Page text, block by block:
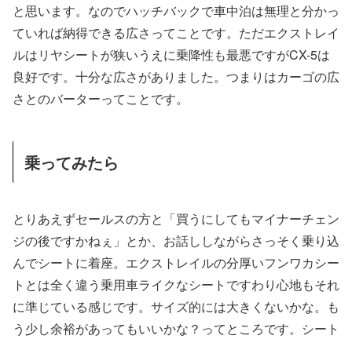
と思います。なのでハッチバックで車中泊は無理と分かっ
ていれば納得できる広さってことです。ただエクストレイ
ルはリヤシートが狭いうえに乗降性も最悪ですがCX-5は
良好です。十分な広さがありました。つまりはカーゴの広
さとのバーターってことです。
乗ってみたら
とりあえずセールスの方と「買うにしてもマイナーチェン
ジの後ですかねぇ」とか、お話ししながらさっそく乗り込
んでシートに着座。エクストレイルの分厚いフンワカシー
トとは全く違う乗用車ライクなシートですわり心地もそれ
に準じている感じです。サイズ的には大きくないかな。も
う少し余裕があってもいいかな？ってところです。シート